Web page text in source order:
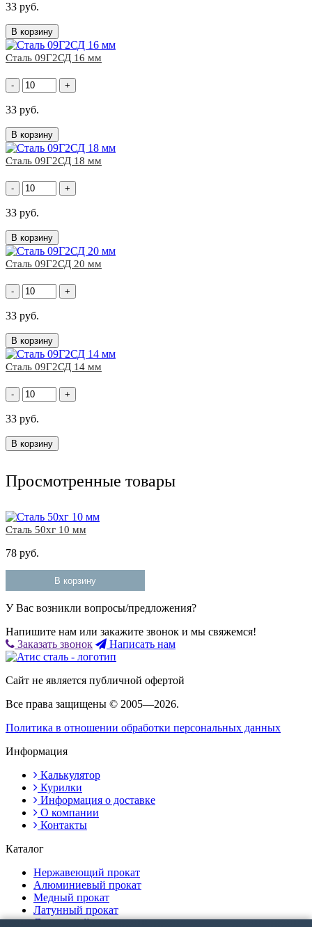
33 руб.
В корзину
Сталь 09Г2СД 16 мм
- +
33 руб.
В корзину
Сталь 09Г2СД 18 мм
- +
33 руб.
В корзину
Сталь 09Г2СД 20 мм
- +
33 руб.
В корзину
Сталь 09Г2СД 14 мм
- +
33 руб.
В корзину
Просмотренные товары
Сталь 50хг 10 мм
78 руб.
В корзину
У Вас возникли вопросы/предложения?
Напишите нам или закажите звонок и мы свяжемся!
Заказать звонок
Написать нам
Сайт не является публичной офертой
Все права защищены © 2005—2026.
Политика в отношении обработки персональных данных
Информация
Калькулятор
Курилки
Информация о доставке
О компании
Контакты
Каталог
Нержавеющий прокат
Алюминиевый прокат
Медный прокат
Латунный прокат
Дюралевый прокат